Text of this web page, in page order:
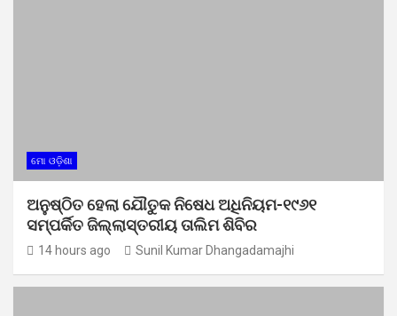
ମୋ ଓଡ଼ିଶା
ଅନୁଷ୍ଠିତ ହେଲା ଯୌତୁକ ନିଷେଧ ଅଧିନିୟମ-୧୯୬୧
ସମ୍ପର୍କିତ ଜିଲ୍ଲାସ୍ତରୀୟ ତାଲିମ ଶିବିର
14 hours ago Sunil Kumar Dhangadamajhi